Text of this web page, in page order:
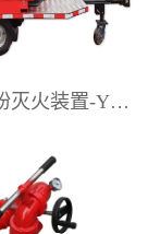
设备专业制
生产销售：
泡沫灭火装
式泡沫炮、
泡沫-水两用
电动遥控
移动式干粉灭火装置-YGFZ系列